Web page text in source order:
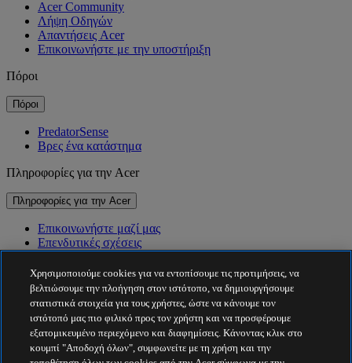
Acer Community
Λήψη Οδηγών
Απαντήσεις Acer
Επικοινωνήστε με την υποστήριξη
Πόροι
Πόροι
PredatorSense
Βρες ένα κατάστημα
Πληροφορίες για την Acer
Πληροφορίες για την Acer
Επικοινωνήστε μαζί μας
Επενδυτικές σχέσεις
Βραβεία
Εκδηλώσεις
Βιωσιμότητα
Βιωσιμότητα
Χρησιμοποιούμε cookies για να εντοπίσουμε τις προτιμήσεις, να
βελτιώσουμε την πλοήγηση στον ιστότοπο, να δημιουργήσουμε
στατιστικά στοιχεία για τους χρήστες, ώστε να κάνουμε τον
ιστότοπό μας πιο φιλικό προς τον χρήστη και να προσφέρουμε
εξατομικευμένο περιεχόμενο και διαφημίσεις. Κάνοντας κλικ στο
κουμπί "Αποδοχή όλων", συμφωνείτε με τη χρήση και την